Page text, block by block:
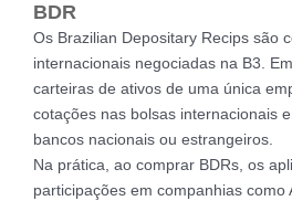
BDR
Os Brazilian Depositary Recips são
internacionais negociadas na B3.
carteiras de ativos de uma única
cotações nas bolsas internacionais
bancos nacionais ou estrangeiros.
Na prática, ao comprar BDRs, os
participações em companhias como